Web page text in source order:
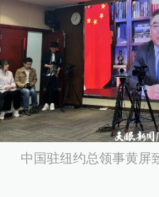
中国驻纽约总领事黄屏